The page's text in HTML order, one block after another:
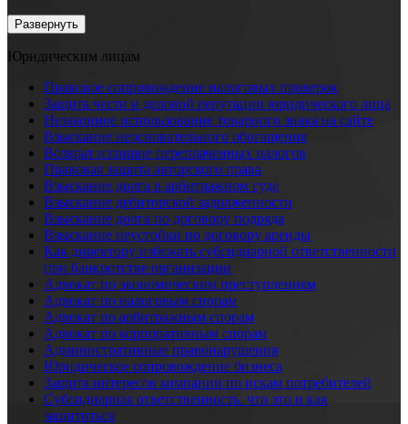
Развернуть
Юридическим лицам
Правовое сопровождение налоговых проверок
Защита чести и деловой репутации юридического лица
Незаконное использование товарного знака на сайте
Взыскание неосновательного обогащения
Возврат излишне переплаченных налогов
Правовая защита авторского права
Взыскание долга в арбитражном суде
Взыскание дебиторской задолженности
Взыскание долга по договору подряда
Взыскание неустойки по договору аренды
Как директору избежать субсидиарной ответственности
при банкротстве организации
Адвокат по экономическим преступлениям
Адвокат по налоговым спорам
Адвокат по арбитражным спорам
Адвокат по корпоративным спорам
Административные правонарушения
Юридическое сопровождение бизнеса
Защита интересов компании по искам потребителей
Субсидиарная ответственность: что это и как
защититься